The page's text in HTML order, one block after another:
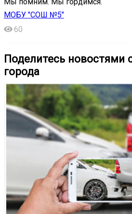
МОБУ "СОШ №5"
60
Поделитесь новостями
города